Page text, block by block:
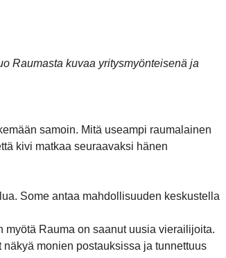
Raumasta kuvaa yritysmyönteisenä ja
samoin. Mitä useampi raumalainen
kivi matkaa seuraavaksi hänen
Some antaa mahdollisuuden keskustella
Rauma on saanut uusia vierailijoita.
monien postauksissa ja tunnettuus